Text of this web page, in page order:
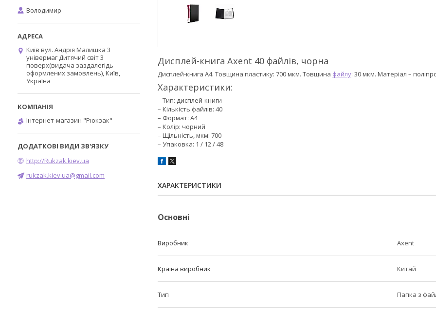
Дисплей-книга Axent 40 файлів, чорна
Дисплей-книга А4. Товщина пластику: 700 мкм. Товщина файлу: 30 мкм. Матеріал –
Характеристики:
– Тип: дисплей-книги
– Кількість файлів: 40
– Формат: A4
– Колір: чорний
– Щільність, мкм: 700
– Упаковка: 1 / 12 / 48
ХАРАКТЕРИСТИКИ
Основні
Виробник Axent
Країна виробник Китай
Тип Папка з
Володимир
Київ вул. Андрія Малишка 3
універмаг Дитячий світ 3
поверх(видача заздалегідь
оформлених замовлень), Київ,
Україна
Інтернет-магазин "Рюкзак"
http://Rukzak.kiev.ua
rukzak.kiev.ua@gmail.com